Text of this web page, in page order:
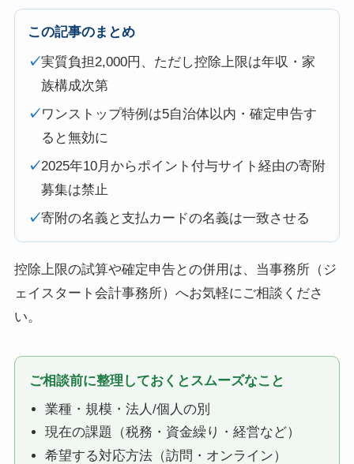
この記事のまとめ
✓実質負担2,000円、ただし控除上限は年収・家
族構成次第
✓ワンストップ特例は5自治体以内・確定申告す
ると無効に
✓2025年10月からポイント付与サイト経由の寄附
募集は禁止
✓寄附の名義と支払カードの名義は一致させる
控除上限の試算や確定申告との併用は、当事務所（ジ
ェイスタート会計事務所）へお気軽にご相談くださ
い。
ご相談前に整理しておくとスムーズなこと
業種・規模・法人/個人の別
現在の課題（税務・資金繰り・経営など）
希望する対応方法（訪問・オンライン）